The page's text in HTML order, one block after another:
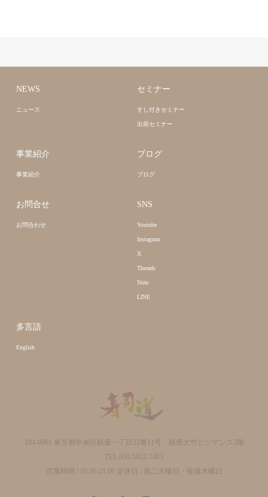
NEWS
ニュース
セミナー
すし付きセミナー
出前セミナー
事業紹介
事業紹介
ブログ
ブログ
お問合せ
お問合わせ
SNS
Youtube
Instagram
X
Threads
Note
LINE
多言語
English
104-0061 東京都中央区銀座一丁目22番11号 銀座大竹ビジデンス2階
TEL.050-5832-7483
営業時間 / 10:30-21:00 定休日 / 第二水曜日・毎週木曜日